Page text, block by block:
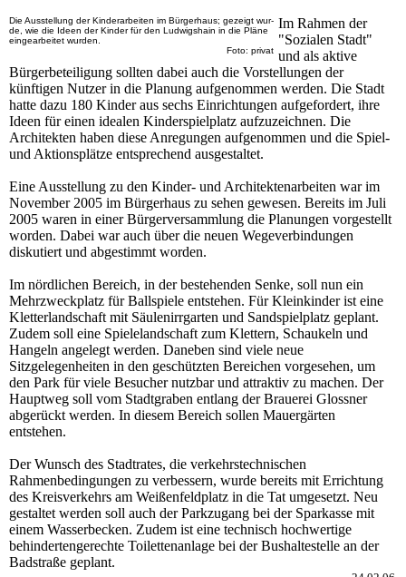
Die Ausstellung der Kinderarbeiten im Bürgerhaus; gezeigt wur-
de, wie die Ideen der Kinder für den Ludwigshain in die Pläne
eingearbeitet wurden.
Foto: privat
Im Rahmen der
"Sozialen Stadt"
und als aktive
Bürgerbeteiligung sollten dabei auch die Vorstellungen der
künftigen Nutzer in die Planung aufgenommen werden. Die Stadt
hatte dazu 180 Kinder aus sechs Einrichtungen aufgefordert, ihre
Ideen für einen idealen Kinderspielplatz aufzuzeichnen. Die
Architekten haben diese Anregungen aufgenommen und die Spiel-
und Aktionsplätze entsprechend ausgestaltet.
Eine Ausstellung zu den Kinder- und Architektenarbeiten war im
November 2005 im Bürgerhaus zu sehen gewesen. Bereits im Juli
2005 waren in einer Bürgerversammlung die Planungen vorgestellt
worden. Dabei war auch über die neuen Wegeverbindungen
diskutiert und abgestimmt worden.
Im nördlichen Bereich, in der bestehenden Senke, soll nun ein
Mehrzweckplatz für Ballspiele entstehen. Für Kleinkinder ist eine
Kletterlandschaft mit Säulenirrgarten und Sandspielplatz geplant.
Zudem soll eine Spielelandschaft zum Klettern, Schaukeln und
Hangeln angelegt werden. Daneben sind viele neue
Sitzgelegenheiten in den geschützten Bereichen vorgesehen, um
den Park für viele Besucher nutzbar und attraktiv zu machen. Der
Hauptweg soll vom Stadtgraben entlang der Brauerei Glossner
abgerückt werden. In diesem Bereich sollen Mauergärten
entstehen.
Der Wunsch des Stadtrates, die verkehrstechnischen
Rahmenbedingungen zu verbessern, wurde bereits mit Errichtung
des Kreisverkehrs am Weißenfeldplatz in die Tat umgesetzt. Neu
gestaltet werden soll auch der Parkzugang bei der Sparkasse mit
einem Wasserbecken. Zudem ist eine technisch hochwertige
behindertengerechte Toilettenanlage bei der Bushaltestelle an der
Badstraße geplant.